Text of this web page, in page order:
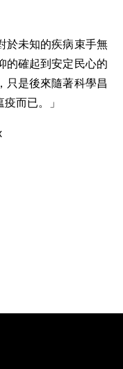
於未知的疾病束手無
的確起到安定民心的
只是後來隨著科學昌
而已。」